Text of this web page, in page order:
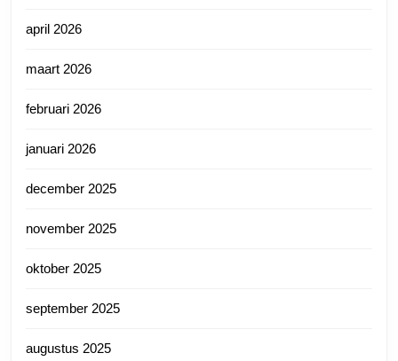
april 2026
maart 2026
februari 2026
januari 2026
december 2025
november 2025
oktober 2025
september 2025
augustus 2025